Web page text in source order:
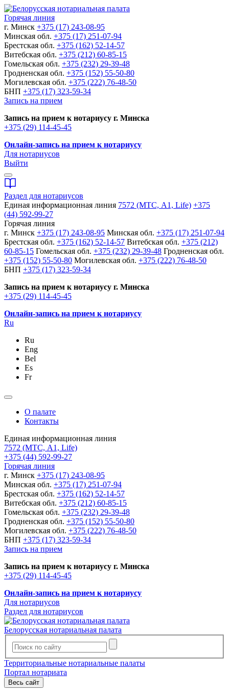
Горячая линия
г. Минск +375 (17) 243-08-95
Минская обл. +375 (17) 251-07-94
Брестская обл. +375 (162) 52-14-57
Витебская обл. +375 (212) 60-85-15
Гомельская обл. +375 (232) 29-39-48
Гродненская обл. +375 (152) 55-50-80
Могилевская обл. +375 (222) 76-48-50
БНП +375 (17) 323-59-34
Запись на прием
Запись на прием к нотариусу г. Минска
+375 (29) 114-45-45
Онлайн-запись на прием к нотариусу
Для нотариусов
Выйти
Раздел для нотариусов
Единая информационная линия 7572 (МТС, A1, Life) +375
(44) 592-99-27
Горячая линия
г. Минск +375 (17) 243-08-95 Минская обл. +375 (17) 251-07-94
Брестская обл. +375 (162) 52-14-57 Витебская обл. +375 (212)
60-85-15 Гомельская обл. +375 (232) 29-39-48 Гродненская обл.
+375 (152) 55-50-80 Могилевская обл. +375 (222) 76-48-50
БНП +375 (17) 323-59-34
Запись на прием к нотариусу г. Минска
+375 (29) 114-45-45
Онлайн-запись на прием к нотариусу
Ru
Ru
Eng
Bel
Es
Fr
О палате
Контакты
Единая информационная линия
7572 (МТС, A1, Life)
+375 (44) 592-99-27
Горячая линия
г. Минск +375 (17) 243-08-95
Минская обл. +375 (17) 251-07-94
Брестская обл. +375 (162) 52-14-57
Витебская обл. +375 (212) 60-85-15
Гомельская обл. +375 (232) 29-39-48
Гродненская обл. +375 (152) 55-50-80
Могилевская обл. +375 (222) 76-48-50
БНП +375 (17) 323-59-34
Запись на прием
Запись на прием к нотариусу г. Минска
+375 (29) 114-45-45
Онлайн-запись на прием к нотариусу
Для нотариусов
Раздел для нотариусов
Белорусская нотариальная палата
Территориальные нотариальные палаты
Портал нотариата
Весь сайт